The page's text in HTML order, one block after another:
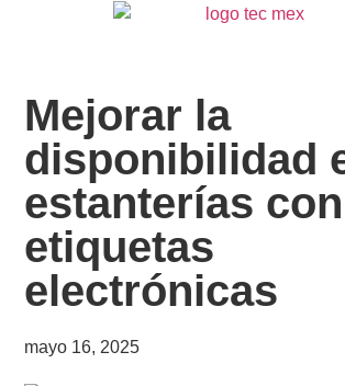
Mejorar la
disponibilidad
estanterías con
etiquetas
electrónicas
mayo 16, 2025